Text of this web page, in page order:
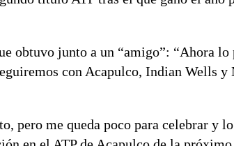
obtuvo junto a un “amigo”: “Ahora
con Acapulco, Indian Wells
pero me queda poco para celebrar y